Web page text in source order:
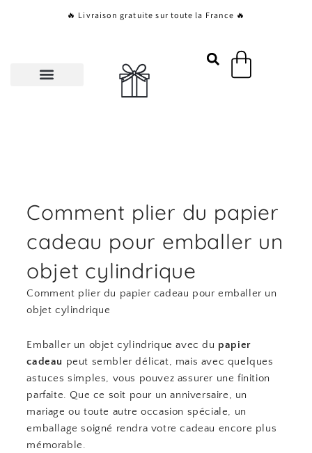
🔥 Livraison gratuite sur toute la France 🔥
Panier
Comment plier du papier
cadeau pour emballer un
objet cylindrique
Comment plier du papier cadeau pour emballer un
objet cylindrique
Emballer un objet cylindrique avec du papier
cadeau peut sembler délicat, mais avec quelques
astuces simples, vous pouvez assurer une finition
parfaite. Que ce soit pour un anniversaire, un
mariage ou toute autre occasion spéciale, un
emballage soigné rendra votre cadeau encore plus
mémorable.